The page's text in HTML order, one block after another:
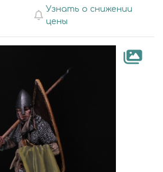
Узнать о снижении
цены